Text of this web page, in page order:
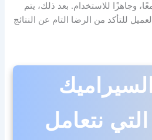
وجاهزًا للاستخدام. بعد ذلك، يتم
للتأكد من الرضا التام عن النتائج
السيراميك
التي نتعامل